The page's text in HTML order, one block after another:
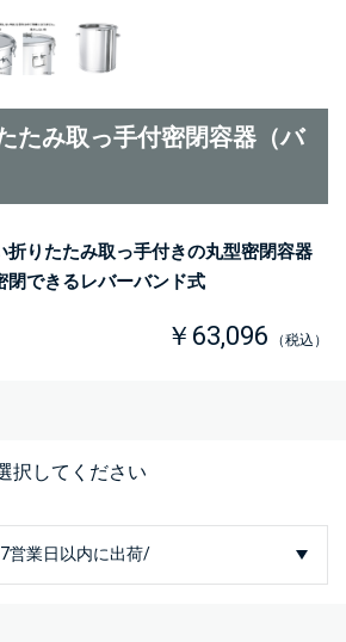
たみ取っ手付密閉容器（バ
折りたたみ取っ手付きの丸型密閉容器
閉できるレバーバンド式
￥63,096 （税込）
択してください